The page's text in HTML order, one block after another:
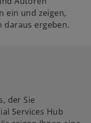
ein und zeigen,
daraus ergeben.
der Sie
Services Hub